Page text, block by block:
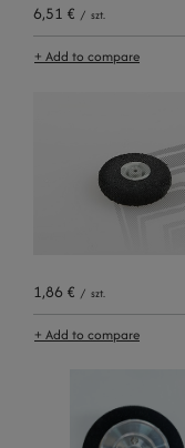
6,51 € / szt.
+ Add to compare
1,86 € / szt.
+ Add to compare